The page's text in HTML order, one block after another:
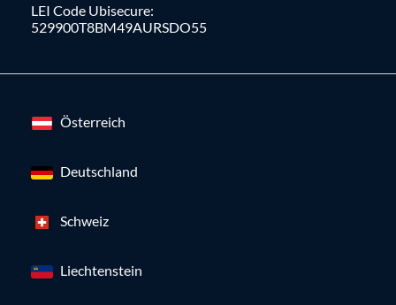
LEI Code Ubisecure:
529900T8BM49AURSDO55
Österreich
Deutschland
Schweiz
Liechtenstein